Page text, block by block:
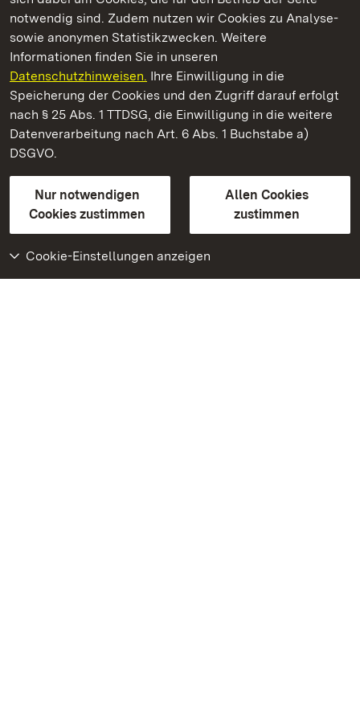
notwendig sind. Zudem nutzen wir Cookies zu Analyse-
sowie anonymen Statistikzwecken. Weitere
Informationen finden Sie in unseren
Datenschutzhinweisen. Ihre Einwilligung in die
Speicherung der Cookies und den Zugriff darauf erfolgt
nach § 25 Abs. 1 TTDSG, die Einwilligung in die weitere
Datenverarbeitung nach Art. 6 Abs. 1 Buchstabe a)
DSGVO.
Nur notwendigen
Cookies zustimmen
Allen Cookies
zustimmen
Cookie-Einstellungen anzeigen
Kloster und Schloss Salem
Staatliche Schlösser und Gärten Baden-Württemberg
Kontakt
GebärdenspracheLeichte Sprache
Erklärung zur Barrierefreiheit
BITV-konform (geprüfte Seiten)
Weiteres